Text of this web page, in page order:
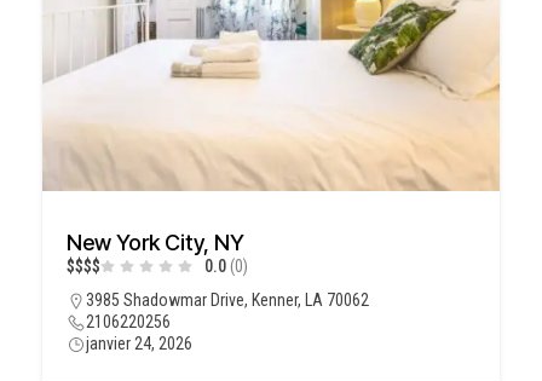
New York City, NY
$$$$ 0.0 (0)
3985 Shadowmar Drive, Kenner, LA 70062
2106220256
janvier 24, 2026